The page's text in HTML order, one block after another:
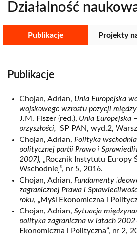
Działalność
Publikacje Projekty
Publikacje
Chojan, Adrian, Unia Europejska
wojskowego wzrostu pozycji
J.M. Fiszer (red.), Unia Europejska
przyszłości,
ISP PAN, wyd.2,
Chojan, Adrian, Polityka
politycznej partii Prawo i
2007), „Rocznik Instytutu Europy
Wschodniej”, nr 5, 2016.
Chojan, Adrian, Fundamenty
zagranicznej Prawa i
roku, „Myśl Ekonomiczna i
Chojan, Adrian, Sytuacja
polityka zagraniczna w latach
Ekonomiczna i Polityczna”, nr 2,